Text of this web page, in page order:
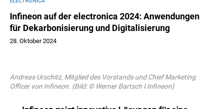
Infineon auf der electronica 2024: Anwendungen
für Dekarbonisierung und Digitalisierung
28. Oktober 2024
Andreas Urschitz, Mitglied des Vorstands und Chief Marketing
Officer von Infineon. (Bild: © Werner Bartsch I Infineon)